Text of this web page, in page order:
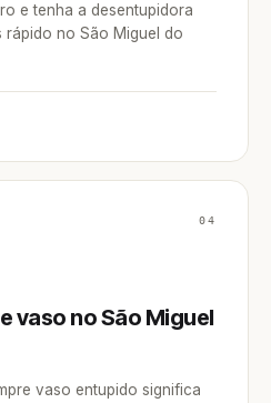
e tenha a desentupidora
rápido no São Miguel do
04
vaso no São Miguel
vaso entupido significa